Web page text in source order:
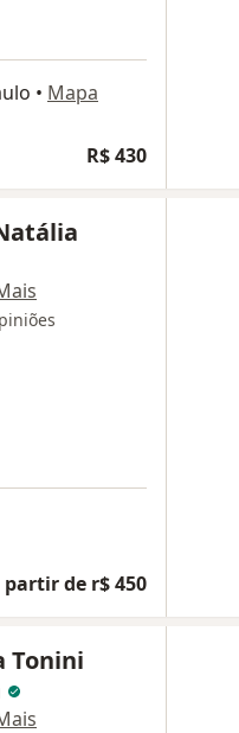
• Mapa
R$ 430
partir de r$ 450
Tonini